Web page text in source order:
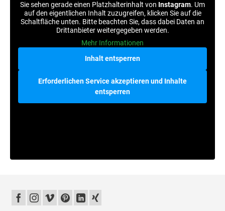
Sie sehen gerade einen Platzhalterinhalt von Instagram. Um
auf den eigentlichen Inhalt zuzugreifen, klicken Sie auf die
Schaltfläche unten. Bitte beachten Sie, dass dabei Daten an
Drittanbieter weitergegeben werden.
Mehr Informationen
Inhalt entsperren
Erforderlichen Service akzeptieren und Inhalte
entsperren